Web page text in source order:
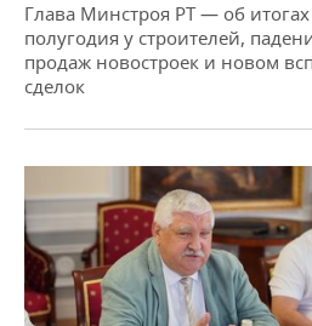
Глава Минстроя РТ — об итогах
полугодия у строителей,
продаж новостроек и новом
сделок